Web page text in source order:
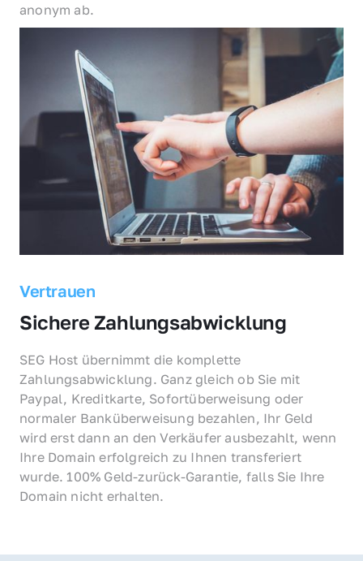
anonym ab.
Vertrauen
Sichere Zahlungsabwicklung
SEG Host übernimmt die komplette
Zahlungsabwicklung. Ganz gleich ob Sie mit
Paypal, Kreditkarte, Sofortüberweisung oder
normaler Banküberweisung bezahlen, Ihr Geld
wird erst dann an den Verkäufer ausbezahlt, wenn
Ihre Domain erfolgreich zu Ihnen transferiert
wurde. 100% Geld-zurück-Garantie, falls Sie Ihre
Domain nicht erhalten.